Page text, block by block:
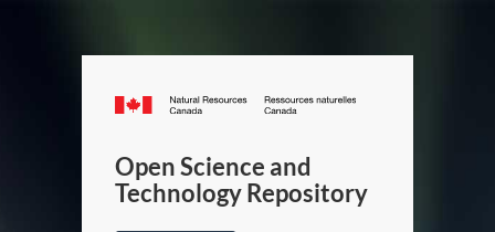
Canada.ca
/
Canada
Open Science and
Technology Repository